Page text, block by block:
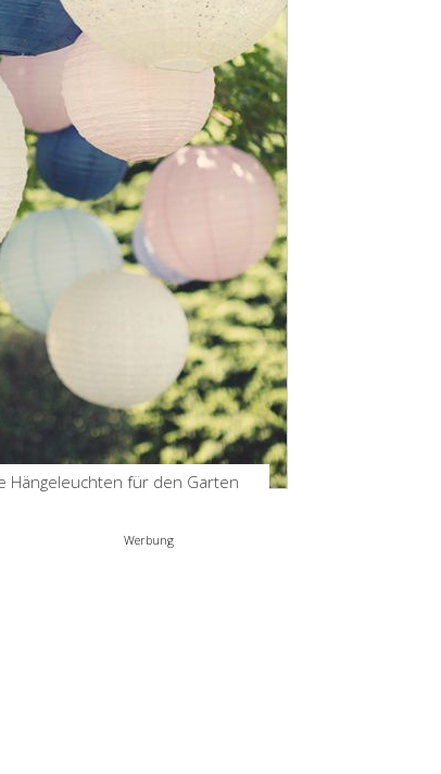
Hängeleuchten für den Garten
Werbung
DEKORATION
Halloween Fingerfood –
schnelle Ideen zum
Gruselfest
Okt 20, 2025